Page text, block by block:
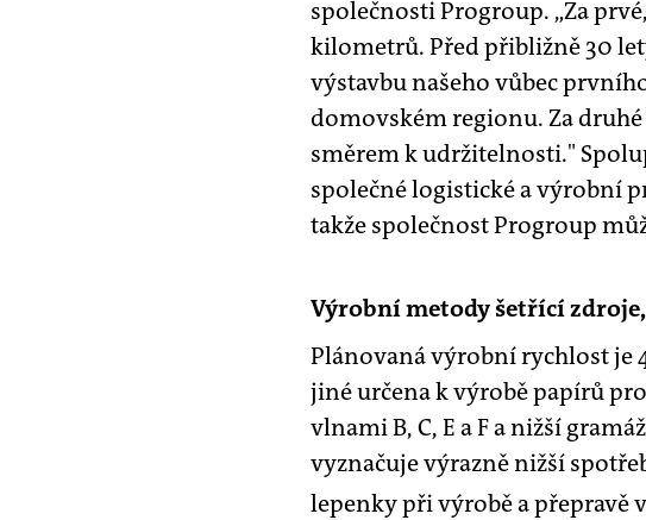
společnosti Progroup. „Za
kilometrů. Před přibližně 30
výstavbu našeho vůbec
domovském regionu. Za
směrem k udržitelnosti."
společné logistické a výrobní
takže společnost Progroup
Výrobní metody šetřící
Plánovaná výrobní rychlost je
jiné určena k výrobě papírů
vlnami B, C, E a F a nižší
vyznačuje výrazně nižší
lepenky při výrobě a přepravě